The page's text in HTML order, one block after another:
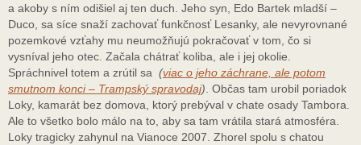
a akoby s ním odišiel aj ten duch. Jeho syn, Edo Bartek mladší –
Duco, sa síce snaží zachovať funkčnosť Lesanky, ale nevyrovnané
pozemkové vzťahy mu neumožňujú pokračovať v tom, čo si
vysníval jeho otec. Začala chátrať koliba, ale i jej okolie.
Spráchnivel totem a zrútil sa (viac o jeho záchrane, ale potom
smutnom konci – Trampský spravodaj) . Občas tam urobil poriadok
Loky, kamarát bez domova, ktorý prebýval v chate osady Tambora.
Ale to všetko bolo málo na to, aby sa tam vrátila stará atmosféra.
Loky tragicky zahynul na Vianoce 2007. Zhorel spolu s chatou